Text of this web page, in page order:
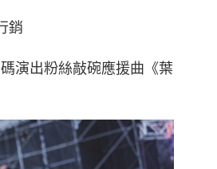
銷
演出粉絲敲碗應援曲《葉